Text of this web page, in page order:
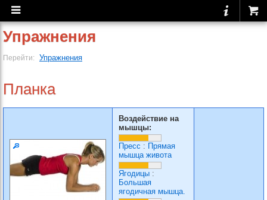
Упражнения
Перейти: Упражнения
Планка
Воздействие на
мышцы:
Пресс : Прямая
мышца живота
Ягодицы :
Большая
ягодичная мышца.